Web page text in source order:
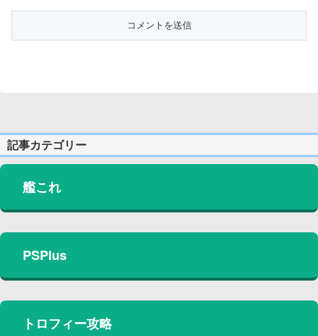
記事カテゴリー
艦これ
PSPlus
トロフィー攻略